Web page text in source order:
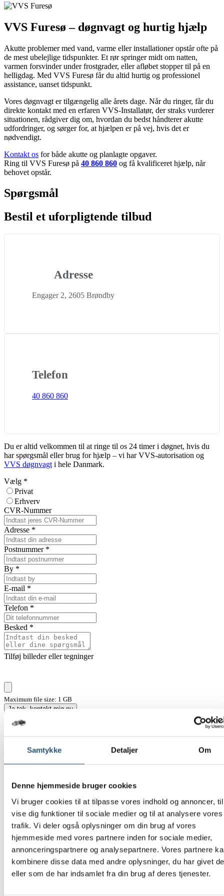
Samtykke Detaljer Om
Denne hjemmeside bruger cookies
Vi bruger cookies til at tilpasse vores indhold og annoncer,
vise dig funktioner til sociale medier og til at analysere vores
trafik. Vi deler også oplysninger om din brug af vores
hjemmeside med vores partnere inden for sociale medier,
annonceringspartnere og analysepartnere. Vores partnere
kombinere disse data med andre oplysninger, du har givet
eller som de har indsamlet fra din brug af deres tjenester.
VVS Furesø – døgnvagt og hurtig hjælp
Akutte problemer med vand, varme eller installationer opstår ofte på
de mest ubelejlige tidspunkter. Et rør springer midt om natten,
varmen forsvinder under frostgrader, eller afløbet stopper til på en
helligdag. Med VVS Furesø får du altid hurtig og professionel
assistance, uanset tidspunkt.
Vores døgnvagt er tilgængelig alle årets dage. Når du ringer, får du
direkte kontakt med en erfaren VVS-Installatør, der straks vurderer
situationen, rådgiver dig om, hvordan du bedst håndterer akutte
udfordringer, og sørger for, at hjælpen er på vej, hvis det er
nødvendigt.
Kontakt os for både akutte og planlagte opgaver.
Ring til VVS Furesø på 40 860 860 og få kvalificeret hjælp, når
behovet opstår.
Spørgsmål
Bestil et uforpligtende tilbud
Adresse
Engager 2, 2605 Brøndby
Telefon
40 860 860
Du er altid velkommen til at ringe til os 24 timer i døgnet, hvis du
har spørgsmål eller brug for hjælp – vi har VVS-autorisation og
VVS døgnvagt i hele Danmark.
Vælg *
Privat
Erhverv
CVR-Nummer
Adresse *
Postnummer *
By *
E-mail *
Telefon *
Besked *
Tilføj billeder eller tegninger
Maximum file size: 1 GB
Ja tak, kontakt mig nu
Hvornår bør du kontakte en akut VVS-
installatør
Visse problemer med vand eller varme kræver hurtig reaktion for at
Vi er klar med akut assistance, også uden for almindelig åbningstid.
Kontakt os, hvis du oplever:
Brud på vandrør eller kraftige vandlækager
Tilstoppede afløb, kloak eller toiletter, der ikke fungerer
Udebleven varme, problemer med opvarmning eller
problemer med varmtvandsforsyningen
Oversvømmelse eller synlige tegn på vandskader
Mistanke om utætte installationer, dryppende rør eller
begyndende fugt